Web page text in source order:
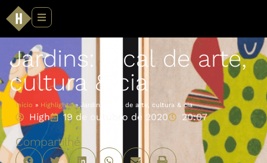
Jardins: local de arte,
cultura & cia
Início » Highlights»Jardins: local de arte, cultura & cia
High 19 de outubro de 2020 20:07
Compartilhe